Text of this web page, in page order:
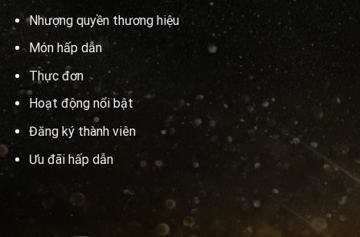
Nhượng quyền thương hiệu
Món hấp dẫn
Thực đơn
Hoạt động nổi bật
Đăng ký thành viên
Ưu đãi hấp dẫn